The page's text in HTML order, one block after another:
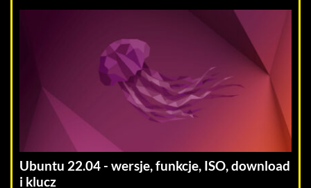
Ubuntu 22.04 - wersje, funkcje, ISO, download
i klucz